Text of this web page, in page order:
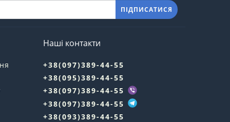
ПІДПИСАТИСЯ
Наші контакти
+38(097)389-44-55
+38(095)389-44-55
+38(097)389-44-55
+38(097)389-44-55
+38(093)389-44-55